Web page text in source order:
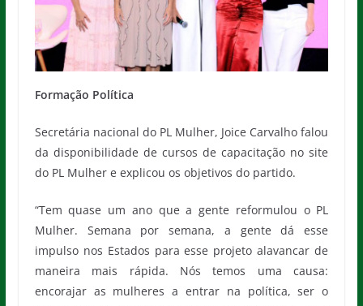
Formação Política
Secretária nacional do PL Mulher, Joice Carvalho falou
da disponibilidade de cursos de capacitação no site
do PL Mulher e explicou os objetivos do partido.
“Tem quase um ano que a gente reformulou o PL
Mulher. Semana por semana, a gente dá esse
impulso nos Estados para esse projeto alavancar de
maneira mais rápida. Nós temos uma causa:
encorajar as mulheres a entrar na política, ser o